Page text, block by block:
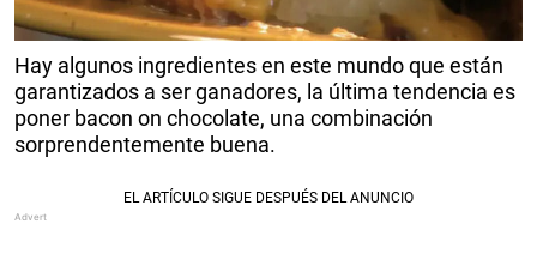
Hay algunos ingredientes en este mundo que están
garantizados a ser ganadores, la última tendencia es
poner bacon on chocolate, una combinación
sorprendentemente buena.